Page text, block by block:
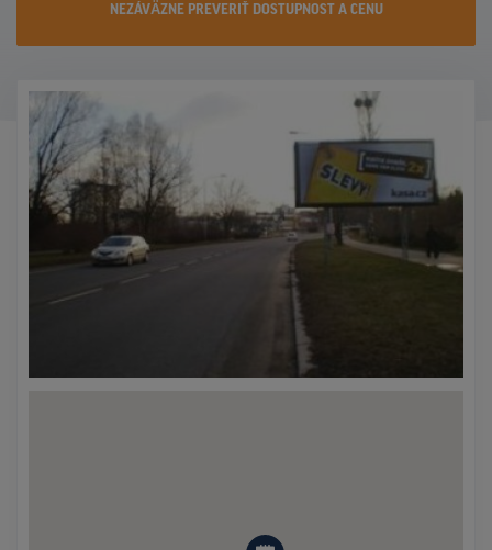
NEZÁVÄZNE PREVERIŤ DOSTUPNOST A CENU